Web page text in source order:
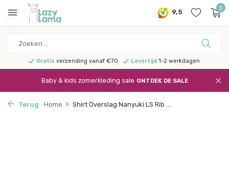
9,5
0
Gratis verzending vanaf €70 Levertijd1-2 werkdagen
Baby & kids zomerkleding sale ONTDEK DE SALE
Terug Home Shirt Overslag Nanyuki LS Rib ...